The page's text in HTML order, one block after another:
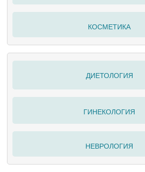
КОСМЕТИКА
ДИЕТОЛОГИЯ
ГИНЕКОЛОГИЯ
НЕВРОЛОГИЯ